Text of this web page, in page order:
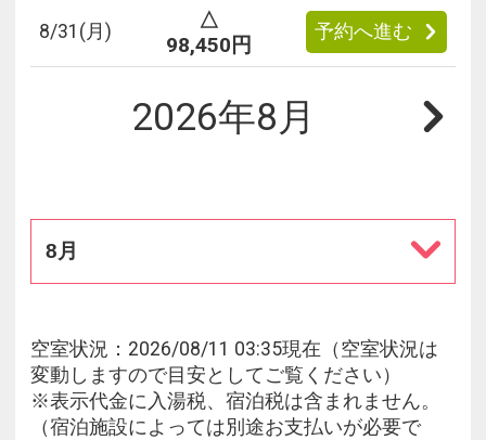
8/31 (月)
△
98,450円
予約へ進む
2026年8月
8月
空室状況：2026/08/11 03:35現在（空室状況は
変動しますので目安としてご覧ください）
※表示代金に入湯税、宿泊税は含まれません。
（宿泊施設によっては別途お支払いが必要で